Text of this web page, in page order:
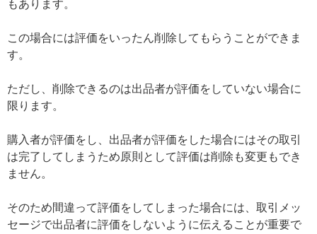
もあります。
この場合には評価をいったん削除してもらうことができま
す。
ただし、削除できるのは出品者が評価をしていない場合に
限ります。
購入者が評価をし、出品者が評価をした場合にはその取引
は完了してしまうため原則として評価は削除も変更もでき
ません。
そのため間違って評価をしてしまった場合には、取引メッ
セージで出品者に評価をしないように伝えることが重要で